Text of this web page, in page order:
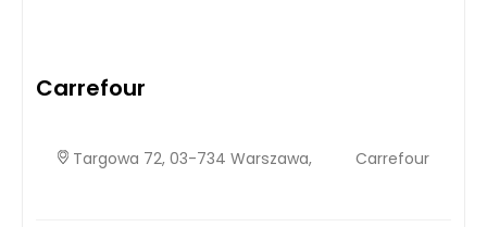
Carrefour
Targowa 72, 03-734 Warszawa, Carrefour